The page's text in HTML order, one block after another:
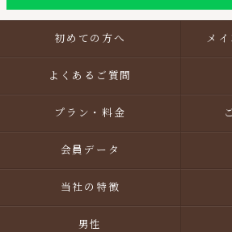
初めての方へ メ
よくあるご質問
プラン・料金
会員データ
当社の特徴
男性